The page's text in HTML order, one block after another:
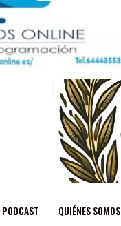
QUIÉNES SOMOS